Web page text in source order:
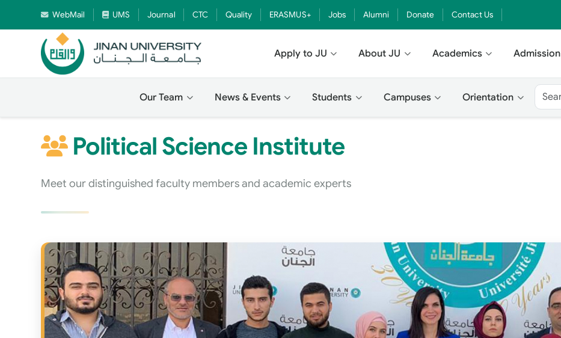
WebMail UMS Journal CTC Quality ERASMUS+ Jobs Alumni Donate Contact Us
Apply to JU About JU Academics Admission
Our Team News & Events Students Campuses Orientation
Political Science Institute
Meet our distinguished faculty members and academic experts